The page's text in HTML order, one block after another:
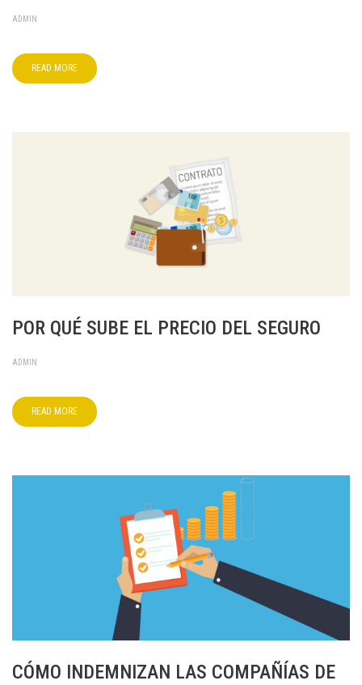
ADMIN
READ MORE
POR QUÉ SUBE EL PRECIO DEL SEGURO
ADMIN
READ MORE
CÓMO INDEMNIZAN LAS COMPAÑÍAS DE